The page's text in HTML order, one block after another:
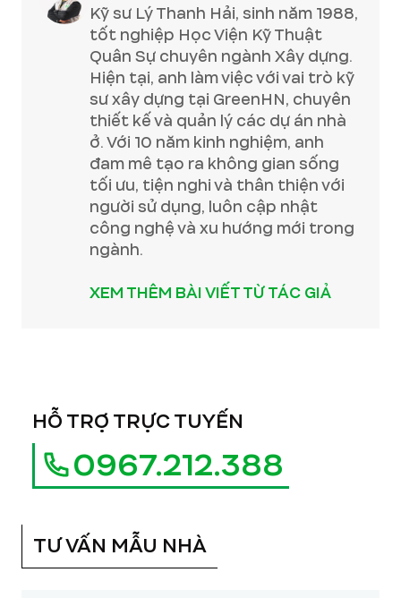
Kỹ sư Lý Thanh Hải, sinh năm 1988,
tốt nghiệp Học Viện Kỹ Thuật
Quân Sự chuyên ngành Xây dựng.
Hiện tại, anh làm việc với vai trò kỹ
sư xây dựng tại GreenHN, chuyên
thiết kế và quản lý các dự án nhà
ở. Với 10 năm kinh nghiệm, anh
đam mê tạo ra không gian sống
tối ưu, tiện nghi và thân thiện với
người sử dụng, luôn cập nhật
công nghệ và xu hướng mới trong
ngành.
XEM THÊM BÀI VIẾT TỪ TÁC GIẢ
HỖ TRỢ TRỰC TUYẾN
0967.212.388
TƯ VẤN MẪU NHÀ